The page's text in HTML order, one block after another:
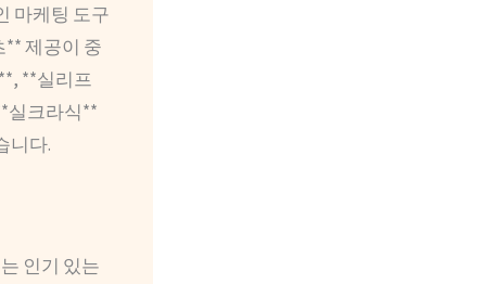
마케팅 도구
제공이 중
**실리프
실크라식**
니다.
인기 있는